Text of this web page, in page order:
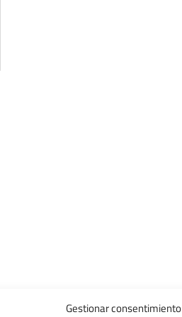
Gestionar consentimiento